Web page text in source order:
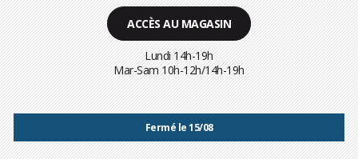
ACCÈS AU MAGASIN
Lundi 14h-19h
Mar-Sam 10h-12h/14h-19h
Fermé le 15/08